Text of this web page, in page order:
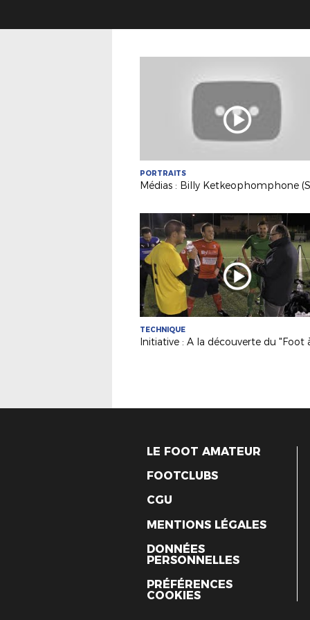
PORTRAITS
TECHNIQUE
LE FOOT AMATEUR
FOOTCLUBS
CGU
MENTIONS LÉGALES
DONNÉES
PERSONNELLES
PRÉFÉRENCES
COOKIES